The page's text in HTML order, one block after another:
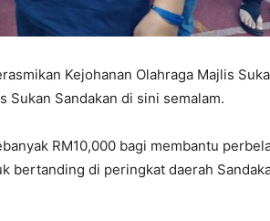
Kejohanan Olahraga Majlis
Sukan Sandakan di sini semalam.
RM10,000 bagi membantu
bertanding di peringkat daerah